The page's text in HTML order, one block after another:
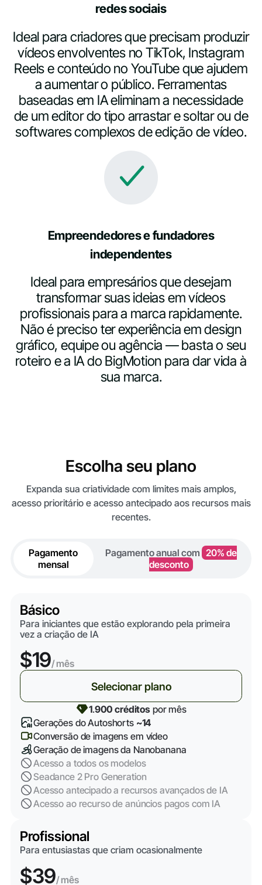
redes sociais
Ideal para criadores que precisam produzir
vídeos envolventes no TikTok, Instagram
Reels e conteúdo no YouTube que ajudem
a aumentar o público. Ferramentas
baseadas em IA eliminam a necessidade
de um editor do tipo arrastar e soltar ou de
softwares complexos de edição de vídeo.
Empreendedores e fundadores
independentes
Ideal para empresários que desejam
transformar suas ideias em vídeos
profissionais para a marca rapidamente.
Não é preciso ter experiência em design
gráfico, equipe ou agência — basta o seu
roteiro e a IA do BigMotion para dar vida à
sua marca.
Escolha seu plano
Expanda sua criatividade com limites mais amplos,
acesso prioritário e acesso antecipado aos recursos mais
recentes.
Pagamento
mensal
Pagamento anual com 20% de
desconto
Básico
Para iniciantes que estão explorando pela primeira
vez a criação de IA
$19/ mês
Selecionar plano
1.900 créditos por mês
Gerações do Autoshorts ~14
Conversão de imagens em vídeo
Geração de imagens da Nanobanana
Acesso a todos os modelos
Seadance 2 Pro Generation
Acesso antecipado a recursos avançados de IA
Acesso ao recurso de anúncios pagos com IA
Profissional
Para entusiastas que criam ocasionalmente
$39/ mês